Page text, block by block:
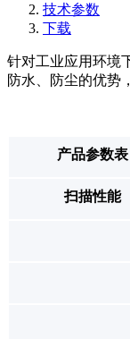
技术参数
下载
针对工业应用环境
防水、防尘的优势
产品参数表
扫描性能